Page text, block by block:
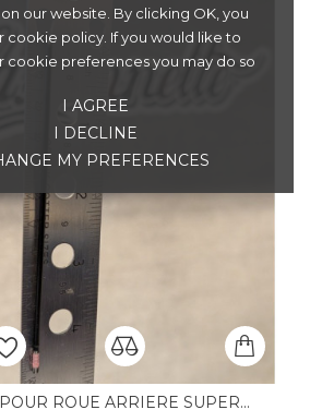
our website. By clicking OK, you
cookie policy. If you would like to
cookie preferences you may do so
I AGREE
I DECLINE
MY PREFERENCES
ROUE ARRIERE SUPER...